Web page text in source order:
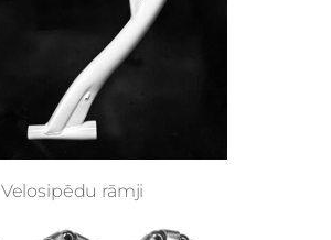
Velosipēdu rāmji